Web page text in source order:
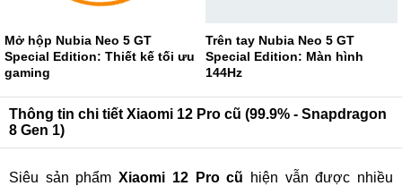
Mở hộp Nubia Neo 5 GT
Special Edition: Thiết kế tối ưu
gaming
Trên tay Nubia Neo 5 GT
Special Edition: Màn hình
144Hz
Thông tin chi tiết Xiaomi 12 Pro cũ (99.9% - Snapdragon
8 Gen 1)
Siêu sản phẩmXiaomi 12 Pro cũ hiện vẫn được nhiều